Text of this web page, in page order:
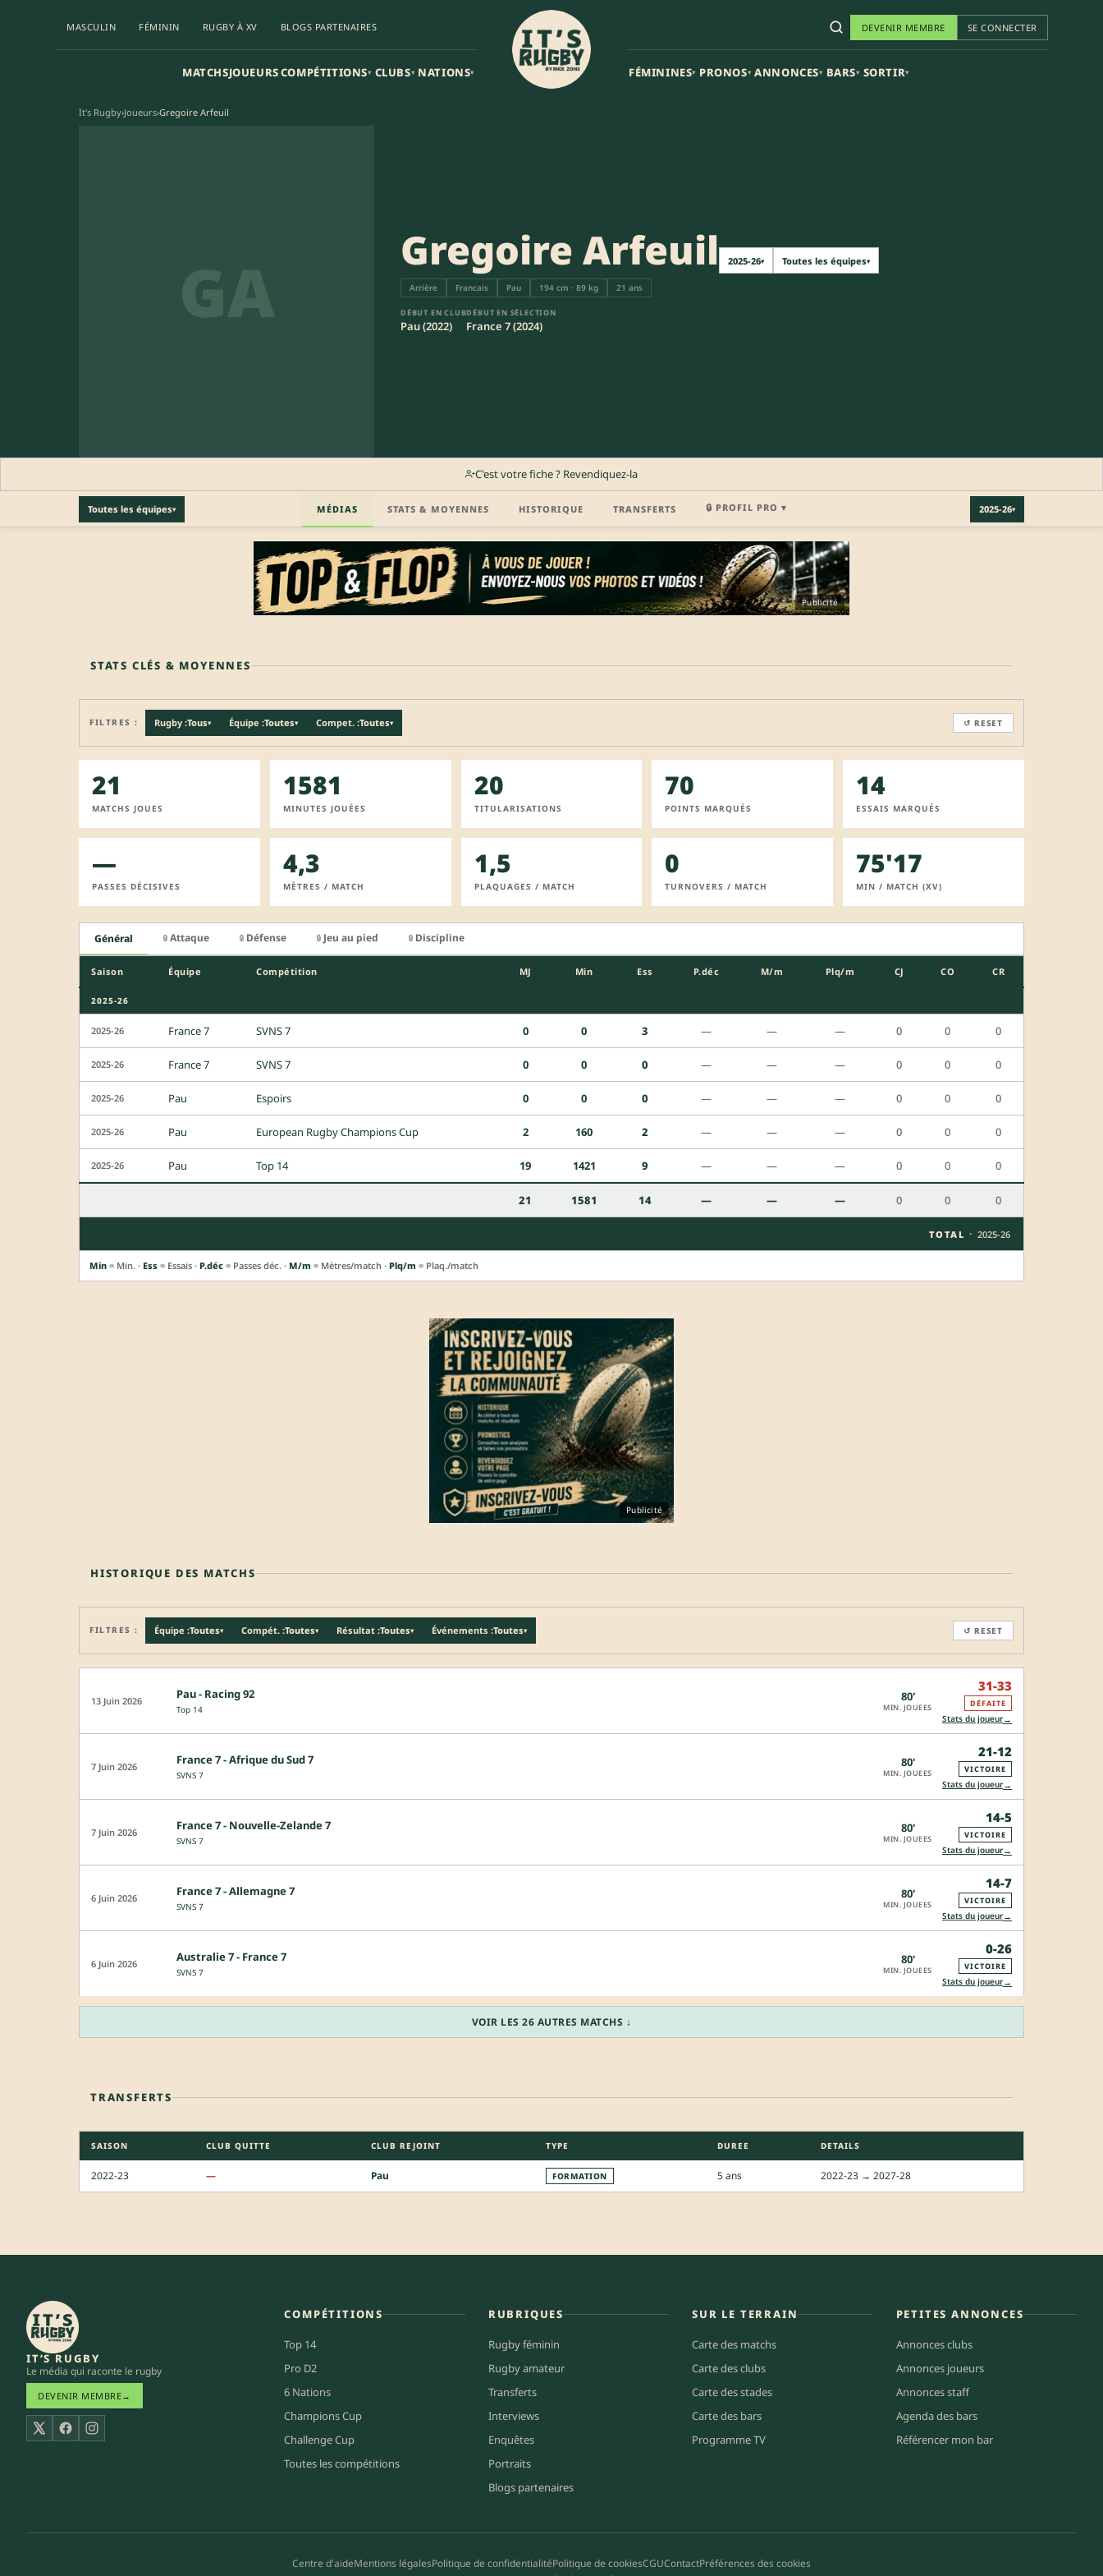
MASCULIN FÉMININ RUGBY À XV BLOGS PARTENAIRES
MATCHSJOUEURSCOMPÉTITIONS▾ CLUBS▾ NATIONS▾
DEVENIR MEMBRE SE CONNECTER
FÉMININES▾ PRONOS▾ ANNONCES▾ BARS▾ SORTIR▾
It's Rugby›Joueurs›Gregoire Arfeuil
GA Gregoire Arfeuil 2025-26▾ Toutes les équipes▾
Arrière Francais Pau 194 cm · 89 kg 21 ans
DÉBUT EN CLUB
Pau (2022)
DÉBUT EN SÉLECTION
France 7 (2024)
C'est votre fiche ? Revendiquez-la
MÉDIAS STATS & MOYENNES HISTORIQUE TRANSFERTS 🔒 PROFIL PRO ▾ 2025-26▾
Toutes les équipes▾
Profil pro · Réservé aux clubs REJOINDRE LA COMMUNAUTÉ
Publicité
STATS CLÉS & MOYENNES
FILTRES : Rugby :Tous▾ Équipe :Toutes▾ Compet. :Toutes▾ ↺ RESET
21
MATCHS JOUES
1581
MINUTES JOUÉES
20
TITULARISATIONS
70
POINTS MARQUÉS
14
ESSAIS MARQUÉS
—
PASSES DÉCISIVES
4,3
MÈTRES / MATCH
1,5
PLAQUAGES / MATCH
0
TURNOVERS / MATCH
75'17
MIN / MATCH (XV)
Général 🔒 Attaque 🔒 Défense 🔒 Jeu au pied 🔒 Discipline
Saison Équipe Compétition MJ Min Ess P.déc M/m Plq/m CJ CO CR
2025-26
2025-26 France 7 SVNS 7 0 0 3 — — — 0 0 0
2025-26 France 7 SVNS 7 0 0 0 — — — 0 0 0
2025-26 Pau Espoirs 0 0 0 — — — 0 0 0
2025-26 Pau European Rugby Champions Cup 2 160 2 — — — 0 0 0
2025-26 Pau Top 14 19 1421 9 — — — 0 0 0
21 1581 14 — — — 0 0 0
TOTAL · 2025-26
Min = Min. · Ess = Essais · P.déc = Passes déc. · M/m = Mètres/match · Plq/m = Plaq./match
Publicité
HISTORIQUE DES MATCHS
FILTRES : Équipe :Toutes▾ Compét. :Toutes▾ Résultat :Toutes▾ Événements :Toutes▾ ↺ RESET
13 Juin 2026 Pau - Racing 92
Top 14
80'
MIN. JOUEES
31-33
DÉFAITE
Stats du joueur→
7 Juin 2026 France 7 - Afrique du Sud 7
SVNS 7
80'
MIN. JOUEES
21-12
VICTOIRE
Stats du joueur→
7 Juin 2026 France 7 - Nouvelle-Zelande 7
SVNS 7
80'
MIN. JOUEES
14-5
VICTOIRE
Stats du joueur→
6 Juin 2026 France 7 - Allemagne 7
SVNS 7
80'
MIN. JOUEES
14-7
VICTOIRE
Stats du joueur→
6 Juin 2026 Australie 7 - France 7
SVNS 7
80'
MIN. JOUEES
0-26
VICTOIRE
Stats du joueur→
VOIR LES 26 AUTRES MATCHS ↓
TRANSFERTS
SAISON CLUB QUITTE CLUB REJOINT TYPE DUREE DETAILS
2022-23 — Pau FORMATION 5 ans 2022-23 → 2027-28
IT’S RUGBY
Le média qui raconte le rugby
DEVENIR MEMBRE→
X FacebookInstagram
COMPÉTITIONS
Top 14
Pro D2
6 Nations
Champions Cup
Challenge Cup
Toutes les compétitions
RUBRIQUES
Rugby féminin
Rugby amateur
Transferts
Interviews
Enquêtes
Portraits
Blogs partenaires
SUR LE TERRAIN
Carte des matchs
Carte des clubs
Carte des stades
Carte des bars
Programme TV
PETITES ANNONCES
Annonces clubs
Annonces joueurs
Annonces staff
Agenda des bars
Référencer mon bar
Centre d'aideMentions légalesPolitique de confidentialitéPolitique de cookiesCGUContactPréférences des cookies